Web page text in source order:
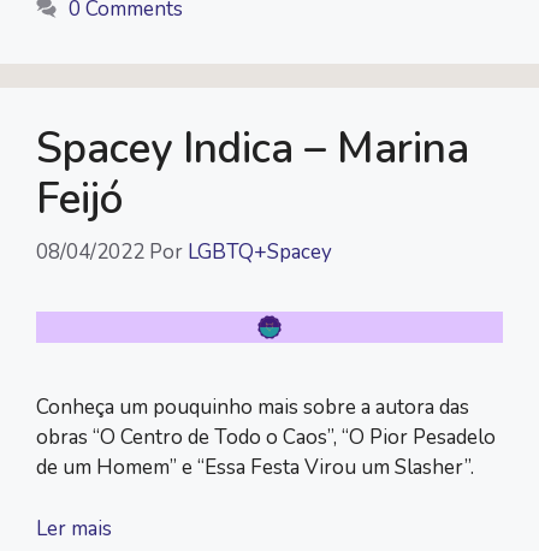
0 Comments
Spacey Indica – Marina
Feijó
08/04/2022 Por LGBTQ+Spacey
Conheça um pouquinho mais sobre a autora das
obras “O Centro de Todo o Caos”, “O Pior Pesadelo
de um Homem” e “Essa Festa Virou um Slasher”.
Ler mais